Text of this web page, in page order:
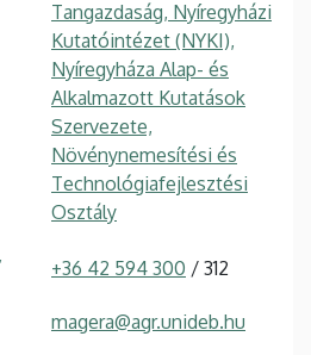
Tangazdaság, Nyíregyházi
Kutatóintézet (NYKI),
Nyíregyháza Alap- és
Alkalmazott Kutatások
Szervezete,
Növénynemesítési és
Technológiafejlesztési
Osztály
+36 42 594 300 / 312
magera@agr.unideb.hu